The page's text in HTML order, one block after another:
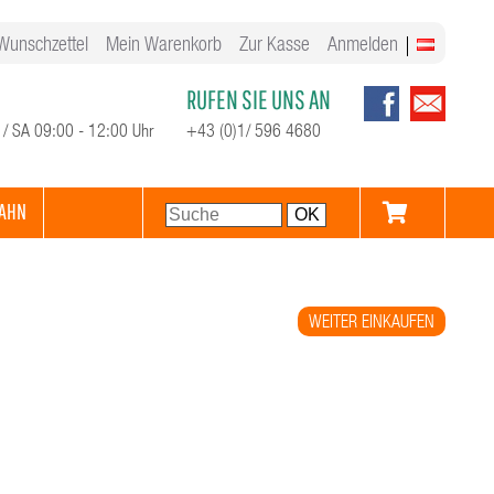
Mein Warenkorb Zur Kasse Anmelden
SA 09:00 - 12:00 Uhr
RUFEN SIE UNS AN
+43 (0)1/ 596 4680
WEITER EINKAUFEN